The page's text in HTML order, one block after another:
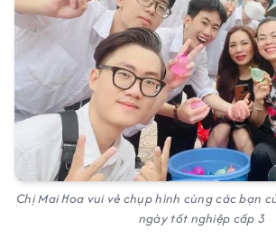
Chị Mai Hoa vui vẻ chụp hình cùng các bạn
ngày tốt nghiệp cấp 3